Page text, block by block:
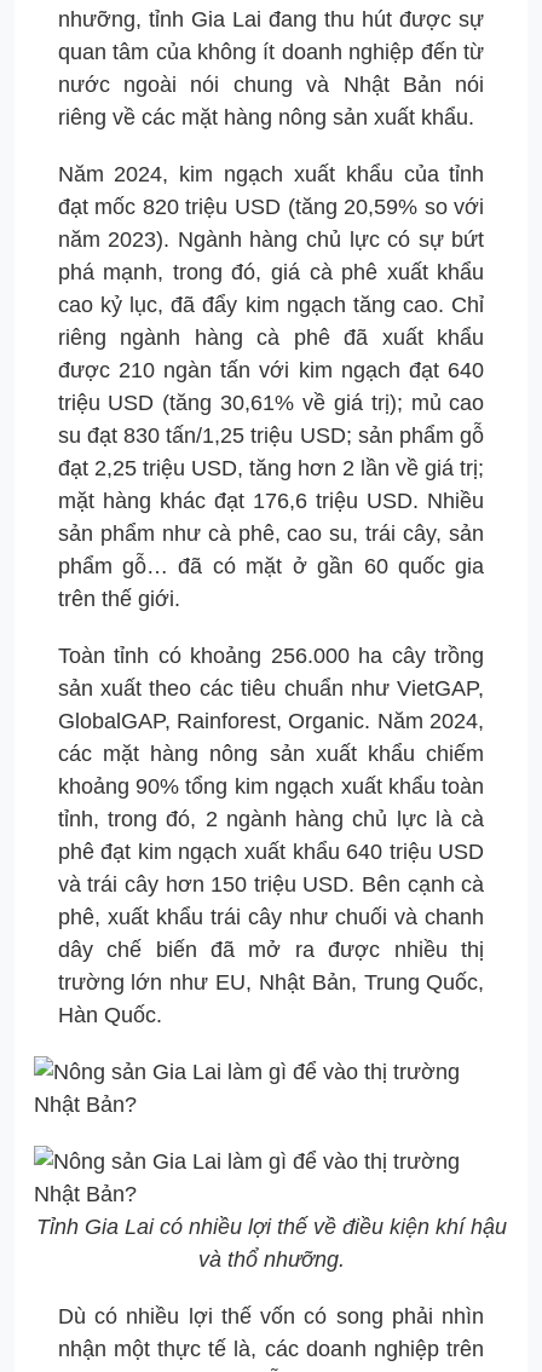
nhưỡng, tỉnh Gia Lai đang thu hút được sự
quan tâm của không ít doanh nghiệp đến từ
nước ngoài nói chung và Nhật Bản nói
riêng về các mặt hàng nông sản xuất khẩu.
Năm 2024, kim ngạch xuất khẩu của tỉnh
đạt mốc 820 triệu USD (tăng 20,59% so với
năm 2023). Ngành hàng chủ lực có sự bứt
phá mạnh, trong đó, giá cà phê xuất khẩu
cao kỷ lục, đã đẩy kim ngạch tăng cao. Chỉ
riêng ngành hàng cà phê đã xuất khẩu
được 210 ngàn tấn với kim ngạch đạt 640
triệu USD (tăng 30,61% về giá trị); mủ cao
su đạt 830 tấn/1,25 triệu USD; sản phẩm gỗ
đạt 2,25 triệu USD, tăng hơn 2 lần về giá trị;
mặt hàng khác đạt 176,6 triệu USD. Nhiều
sản phẩm như cà phê, cao su, trái cây, sản
phẩm gỗ… đã có mặt ở gần 60 quốc gia
trên thế giới.
Toàn tỉnh có khoảng 256.000 ha cây trồng
sản xuất theo các tiêu chuẩn như VietGAP,
GlobalGAP, Rainforest, Organic. Năm 2024,
các mặt hàng nông sản xuất khẩu chiếm
khoảng 90% tổng kim ngạch xuất khẩu toàn
tỉnh, trong đó, 2 ngành hàng chủ lực là cà
phê đạt kim ngạch xuất khẩu 640 triệu USD
và trái cây hơn 150 triệu USD. Bên cạnh cà
phê, xuất khẩu trái cây như chuối và chanh
dây chế biến đã mở ra được nhiều thị
trường lớn như EU, Nhật Bản, Trung Quốc,
Hàn Quốc.
Tỉnh Gia Lai có nhiều lợi thế về điều kiện khí hậu
và thổ nhưỡng.
Dù có nhiều lợi thế vốn có song phải nhìn
nhận một thực tế là, các doanh nghiệp trên